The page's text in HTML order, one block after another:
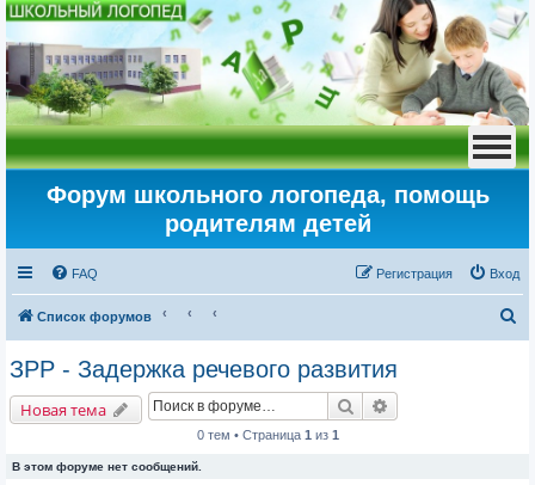
Форум школьного логопеда, помощь
родителям детей
FAQ Вход
Регистрация
Список форумов
о
ЗРР - Задержка речевого развития
Новая тема Поиск
0 тем • Страница 1 из 1
В этом форуме нет сообщений.